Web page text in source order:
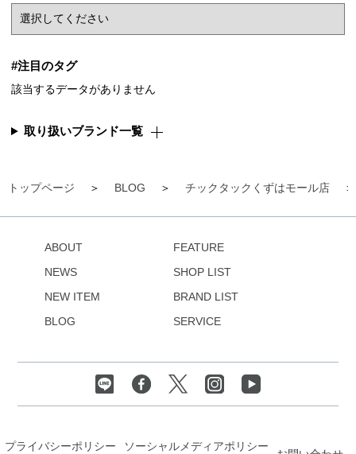
トップページ BLOG チックタックくずはモール店
#注目のタグ
該当するデータがありません
取り扱いブランド一覧
ABOUT
NEWS
NEW ITEM
BLOG
FEATURE
SHOP LIST
BRAND LIST
SERVICE
プライバシーポリシー ソーシャルメディアポリシー